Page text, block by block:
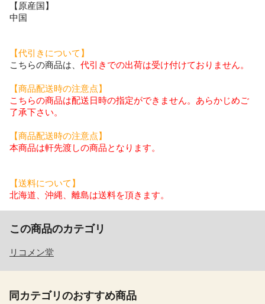
【原産国】
中国
【代引きについて】
こちらの商品は、 代引きでの出荷は受け付けておりません。
【商品配送時の注意点】
こちらの商品は配送日時の指定ができません。あらかじめご
了承下さい。
【商品配送時の注意点】
本商品は軒先渡しの商品となります。
【送料について】
北海道、沖縄、離島は送料を頂きます。
この商品のカテゴリ
リコメン堂
同カテゴリのおすすめ商品